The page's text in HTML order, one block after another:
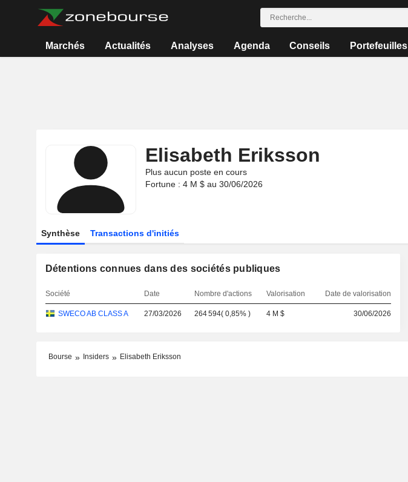
Marchés Actualités Analyses Agenda Conseils Portefeuilles
Elisabeth Eriksson
Plus aucun poste en cours
Fortune : 4 M $ au 30/06/2026
Synthèse Transactions d'initiés
Détentions connues dans des sociétés publiques
Société Date Nombre d'actions Valorisation Date de valorisation
SWECO AB CLASS A 27/03/2026 264 594(0,85% ) 4 M $ 30/06/2026
Bourse Insiders Elisabeth Eriksson